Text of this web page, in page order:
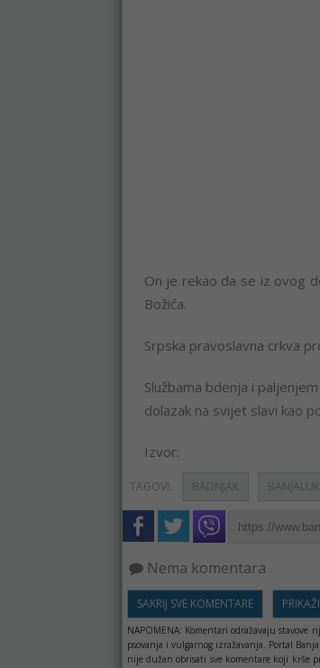
On je rekao da se iz ovog
Božića.
Srpska pravoslavna crkva
Službama bdenja i
dolazak na svijet slavi kao
Izvor:
TAGOVI: BADNJAK
Nema komentara
SAKRIJ SVE KOMENTARE
NAPOMENA: Komentari odražavaju stavove
psovanja i vulgarnog izražavanja. Portal
nije dužan obrisati sve komentare koji krše